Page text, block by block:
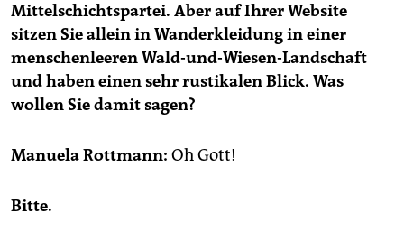
genossenschaft
epaper login
Mittelschichtspartei. Aber auf Ihrer Website
sitzen Sie allein in Wanderkleidung in einer
menschenleeren Wald-und-Wiesen-Landschaft
und haben einen sehr rustikalen Blick. Was
wollen Sie damit sagen?
Manuela Rottmann: Oh Gott!
Bitte.